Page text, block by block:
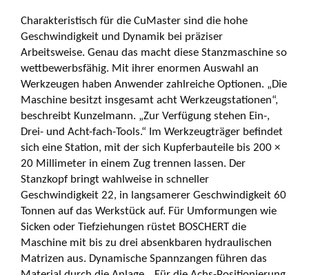
Charakteristisch für die CuMaster sind die hohe
Geschwindigkeit und Dynamik bei präziser
Arbeitsweise. Genau das macht diese Stanzmaschine so
wettbewerbsfähig. Mit ihrer enormen Auswahl an
Werkzeugen haben Anwender zahlreiche Optionen. „Die
Maschine besitzt insgesamt acht Werkzeugstationen“,
beschreibt Kunzelmann. „Zur Verfügung stehen Ein-,
Drei- und Acht-fach-Tools.“ Im Werkzeugträger befindet
sich eine Station, mit der sich Kupferbauteile bis 200 ×
20 Millimeter in einem Zug trennen lassen. Der
Stanzkopf bringt wahlweise in schneller
Geschwindigkeit 22, in langsamerer Geschwindigkeit 60
Tonnen auf das Werkstück auf. Für Umformungen wie
Sicken oder Tiefziehungen rüstet BOSCHERT die
Maschine mit bis zu drei absenkbaren hydraulischen
Matrizen aus. Dynamische Spannzangen führen das